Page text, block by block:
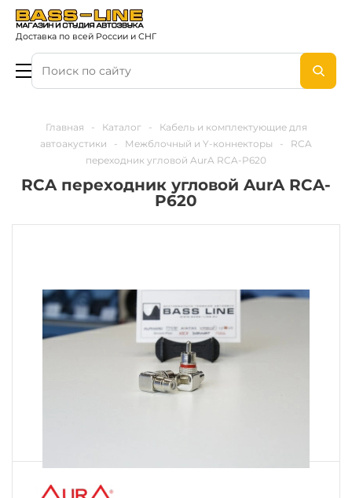
Доставка по всей России и СНГ
Главная - Каталог -
Кабель и комплектующие для
автоакустики
- Межблочный и Y-коннекторы -
RCA
переходник угловой AurA RCA-P620
RCA переходник угловой AurA RCA-
P620